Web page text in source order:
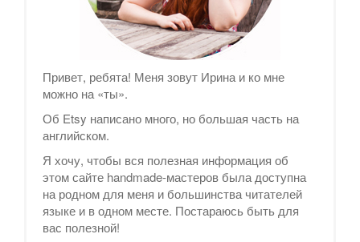
Привет, ребята! Меня зовут Ирина и ко мне
можно на «ты».
Об Etsy написано много, но большая часть на
английском.
Я хочу, чтобы вся полезная информация об
этом сайте handmade-мастеров была доступна
на родном для меня и большинства читателей
языке и в одном месте. Постараюсь быть для
вас полезной!